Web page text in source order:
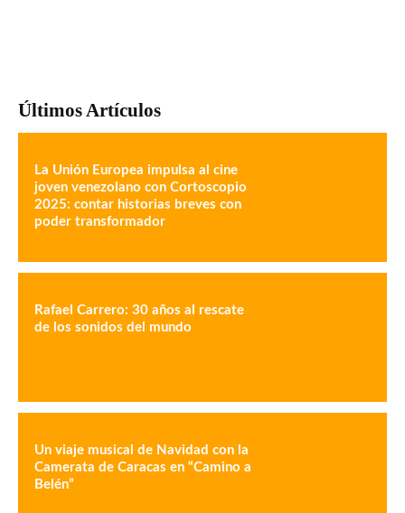
Últimos Artículos
La Unión Europea impulsa al cine
joven venezolano con Cortoscopio
2025: contar historias breves con
poder transformador
Rafael Carrero: 30 años al rescate
de los sonidos del mundo
Un viaje musical de Navidad con la
Camerata de Caracas en “Camino a
Belén”